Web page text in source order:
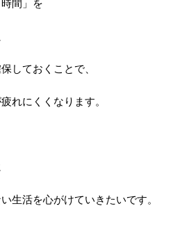
間」を
しておくことで、
れにくくなります。
生活を心がけていきたいです。